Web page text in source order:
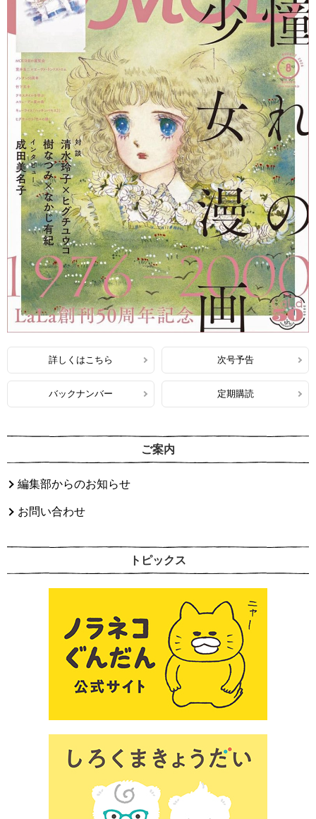
詳しくはこちら 次号予告
バックナンバー 定期購読
ご案内
編集部からのお知らせ
お問い合わせ
トピックス